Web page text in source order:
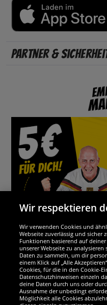
Partner &
Wir sind
Wir respektieren
Wir verwenden Cookies und
Webseite zuverlässig und sicher
Funktionen basierend auf
unserer Webseite zu
Daten zu sammeln, um dir
einem Klick auf „Alle
Cookies, für die in den Cookie-
Datenschutzhinweisen einzeln
deine Daten durch uns oder
Ausnahme der unbedingt
Möglichkeit alle Cookies